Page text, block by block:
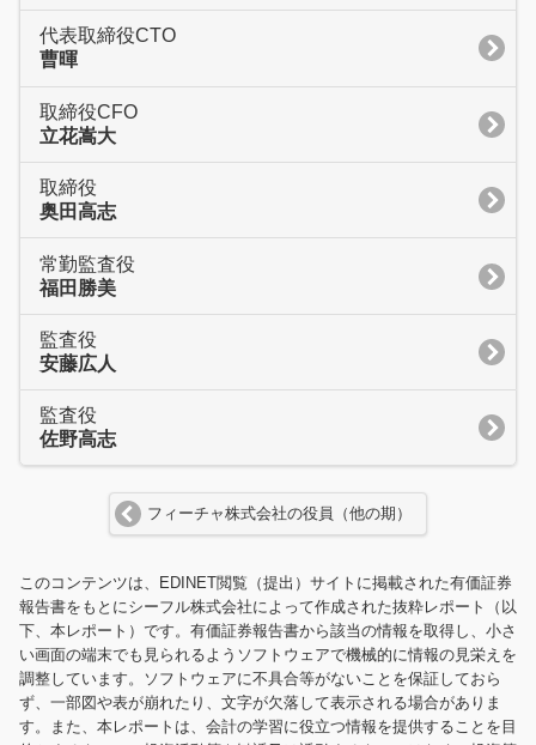
代表取締役CTO
曹暉
取締役CFO
立花嵩大
取締役
奥田高志
常勤監査役
福田勝美
監査役
安藤広人
監査役
佐野高志
フィーチャ株式会社の役員（他の期）
このコンテンツは、EDINET閲覧（提出）サイトに掲載された有価証券
報告書をもとにシーフル株式会社によって作成された抜粋レポート（以
下、本レポート）です。有価証券報告書から該当の情報を取得し、小さ
い画面の端末でも見られるようソフトウェアで機械的に情報の見栄えを
調整しています。ソフトウェアに不具合等がないことを保証しておら
ず、一部図や表が崩れたり、文字が欠落して表示される場合がありま
す。また、本レポートは、会計の学習に役立つ情報を提供することを目